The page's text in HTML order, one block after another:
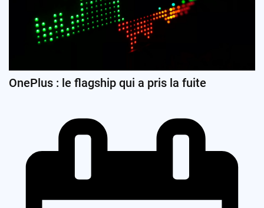
OnePlus : le flagship qui a pris la fuite